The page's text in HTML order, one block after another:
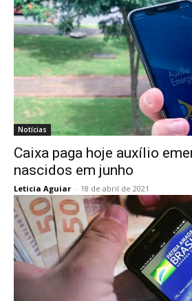
Notícias
Caixa paga hoje auxílio
nascidos em junho
Leticia Aguiar - 18 de abril de 2021